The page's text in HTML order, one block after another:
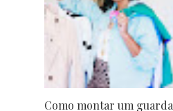
Como montar um guarda